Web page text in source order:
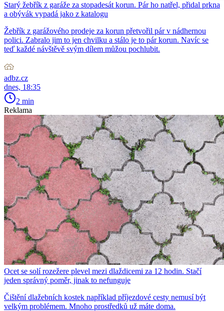
Starý žebřík z garáže za stopadesát korun. Pár ho natřel, přidal prkna
a obývák vypadá jako z katalogu
Žebřík z garážového prodeje za korun přetvořil pár v nádhernou
polici. Zabralo jim to jen chvilku a stálo je to pár korun. Navíc se
teď každé návštěvě svým dílem můžou pochlubit.
adbz.cz
dnes, 18:35
2 min
Reklama
Ocet se solí rozežere plevel mezi dlaždicemi za 12 hodin. Stačí
jeden správný poměr, jinak to nefunguje
Čištění dlažebních kostek například příjezdové cesty nemusí být
velkým problémem. Mnoho prostředků už máte doma.